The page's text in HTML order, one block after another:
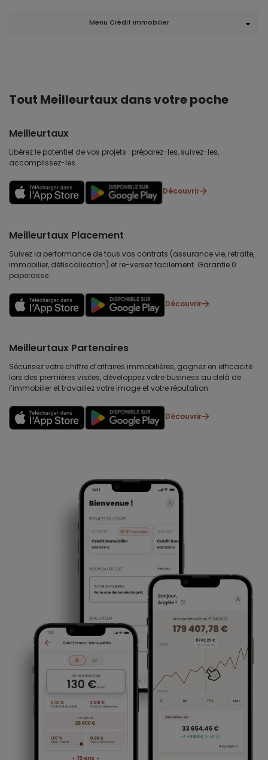
Menu Crédit immobilier
Tout Meilleurtaux dans votre poche
Meilleurtaux
Libérez le potentiel de vos projets : préparez-les, suivez-les,
accomplissez-les.
Découvrir
Meilleurtaux Placement
Suivez la performance de tous vos contrats (assurance vie, retraite,
immobilier, défiscalisation) et re-versez facilement. Garantie 0
paperasse.
Découvrir
Meilleurtaux Partenaires
Sécurisez votre chiffre d’affaires immobilières, gagnez en efficacité
lors des premières visites, développez votre business au delà de
l’immobilier et travaillez votre image et votre réputation.
Découvrir